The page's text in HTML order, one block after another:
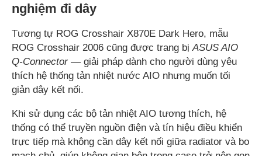
nghiệm đi dây
Tương tự ROG Crosshair X870E Dark Hero, mẫu
ROG Crosshair 2006 cũng được trang bịASUS AIO
Q-Connector— giải pháp dành cho người dùng yêu
thích hệ thống tản nhiệt nước AIO nhưng muốn tối
giản dây kết nối.
Khi sử dụng các bộ tản nhiệt AIO tương thích, hệ
thống có thể truyền nguồn điện và tín hiệu điều khiển
trực tiếp mà không cần dây kết nối giữa radiator và bo